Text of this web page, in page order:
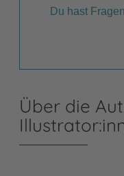
Du hast
Über die